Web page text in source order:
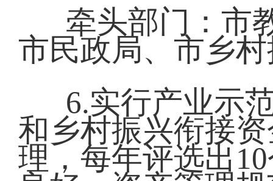
牵头部门：市
市民政局、市乡
6.实行产业示
和乡村振兴衔接
理，每年评选出